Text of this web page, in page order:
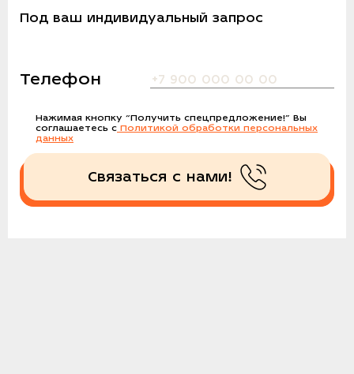
Под ваш индивидуальный запрос
Телефон
Нажимая кнопку “Получить спецпредложение!” Вы
соглашаетесь с Политикой обработки персональных
данных
Получить спецпредложение!
Связаться с нами!